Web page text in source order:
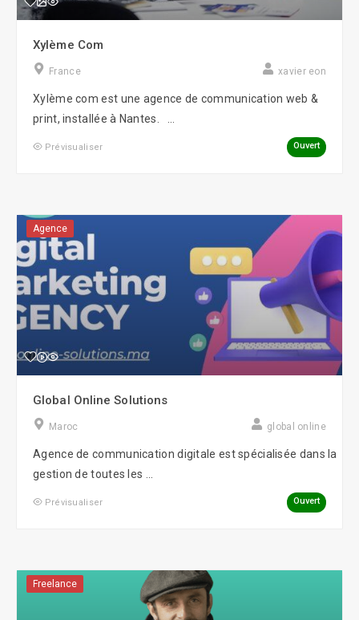
Xylème Com
France xavier eon
Xylème com est une agence de communication web &
print, installée à Nantes. ...
Prévisualiser Ouvert
Agence
Global Online Solutions
Maroc global online
Agence de communication digitale est spécialisée dans la
gestion de toutes les ...
Prévisualiser Ouvert
Freelance